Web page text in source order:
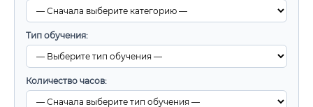
Тип обучения:
Количество часов: